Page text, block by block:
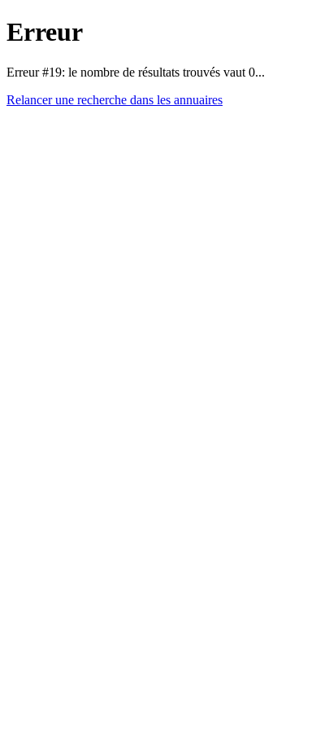
Erreur
Erreur #19: le nombre de résultats trouvés vaut 0...
Relancer une recherche dans les annuaires